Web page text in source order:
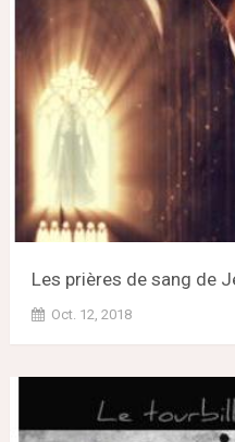
Les prières de sang de
Oct. 12, 2018